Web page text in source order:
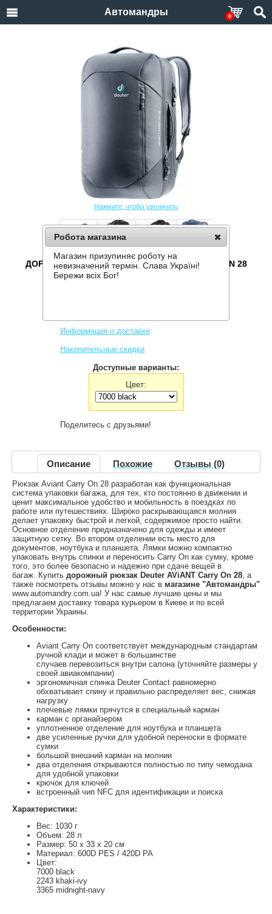
Автомандры 0
Нажмите, чтобы увеличить
ДОРОЖНЫЙ РЮКЗАК DEUTER AVIANT CARRY ON 28
Информация о доставке
Накопительные скидки
Доступные варианты:
Цвет:
Поделитесь с друзьями!
Описание Похожие Отзывы (0)
Рюкзак Aviant Carry On 28 разработан как функциональная
система упаковки багажа, для тех, кто постоянно в движении и
ценит максимальное удобство и мобильность в поездках по
работе или путешествиях. Широко раскрывающаяся молния
делает упаковку быстрой и легкой, содержимое просто найти.
Основное отделение предназначено для одежды и имеет
защитную сетку. Во втором отделении есть место для
документов, ноутбука и планшета. Лямки можно компактно
упаковать внутрь спинки и переносить Carry On как сумку, кроме
того, это более безопасно и надежно при сдаче вещей в
багаж. Купить дорожный рюкзак Deuter AViANT Carry On 28, а
также посмотреть отзывы можно у нас в магазине "Автомандры"
www.automandry.com.ua! У нас самые лучшие цены и мы
предлагаем доставку товара курьером в Киеве и по всей
территории Украины.
Особенности:
Aviant Carry On соответствует международным стандартам
ручной клади и может в большинстве
случаев перевозиться внутри салона (уточняйте размеры у
своей авиакомпании)
эргономичная спинка Deuter Contact равномерно
обхватывает спину и правильно распределяет вес, снижая
нагрузку
плечевые лямки прячутся в специальный карман
карман с органайзером
уплотненное отделение для ноутбука и планшета
две усиленные ручки для удобной переноски в формате
сумки
большой внешний карман на молнии
два отделения открываются полностью по типу чемодана
для удобной упаковки
крючок для ключей
встроенный чип NFC для идентификации и поиска
Характеристики:
Вес: 1030 г
Объем: 28 л
Размер: 50 x 33 x 20 см
Материал: 600D PES / 420D PA
Цвет:
7000 black
2243 khaki-ivy
3365 midnight-navy
Робота магазина
Магазин призупиняє роботу на
невизначений термін. Слава Україні!
Бережи всіх Бог!